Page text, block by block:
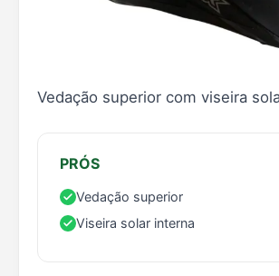
Vedação superior com viseira
PRÓS
Vedação superior
Viseira solar interna